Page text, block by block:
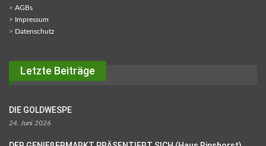
> AGBs
> Impressum
> Datenschutz
Letzte Beiträge
DIE GOLDWESPE
24. Juni 2026